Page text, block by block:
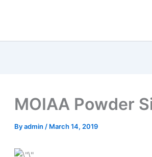
MOIAA Powder
Byadmin / March 14, 2019